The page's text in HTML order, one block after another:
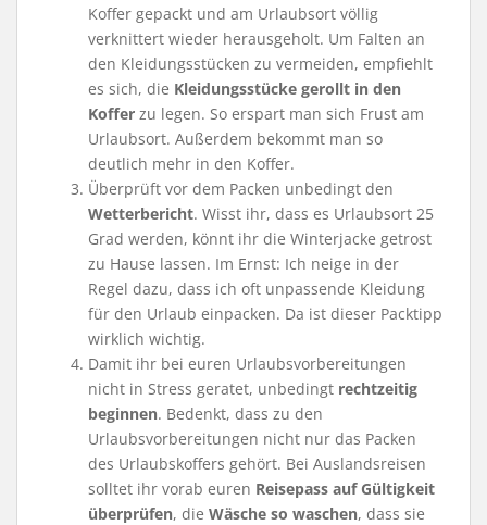
Koffer gepackt und am Urlaubsort völlig
verknittert wieder herausgeholt. Um Falten an
den Kleidungsstücken zu vermeiden, empfiehlt
es sich, die Kleidungsstücke gerollt in den
Koffer zu legen. So erspart man sich Frust am
Urlaubsort. Außerdem bekommt man so
deutlich mehr in den Koffer.
Überprüft vor dem Packen unbedingt den
Wetterbericht. Wisst ihr, dass es Urlaubsort 25
Grad werden, könnt ihr die Winterjacke getrost
zu Hause lassen. Im Ernst: Ich neige in der
Regel dazu, dass ich oft unpassende Kleidung
für den Urlaub einpacken. Da ist dieser Packtipp
wirklich wichtig.
Damit ihr bei euren Urlaubsvorbereitungen
nicht in Stress geratet, unbedingt rechtzeitig
beginnen. Bedenkt, dass zu den
Urlaubsvorbereitungen nicht nur das Packen
des Urlaubskoffers gehört. Bei Auslandsreisen
solltet ihr vorab euren Reisepass auf Gültigkeit
überprüfen, die Wäsche so waschen, dass sie